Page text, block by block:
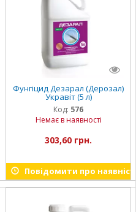
Фунгіцид Дезарал (Дерозал)
Укравіт (5 л)
Код: 576
Немає в наявності
303,60 грн.
Повідомити про